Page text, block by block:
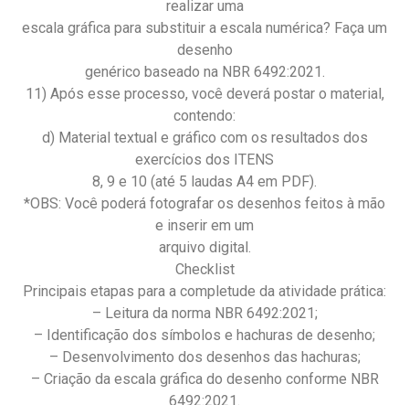
realizar uma
escala gráfica para substituir a escala numérica? Faça um
desenho
genérico baseado na NBR 6492:2021.
11) Após esse processo, você deverá postar o material,
contendo:
d) Material textual e gráfico com os resultados dos
exercícios dos ITENS
8, 9 e 10 (até 5 laudas A4 em PDF).
*OBS: Você poderá fotografar os desenhos feitos à mão
e inserir em um
arquivo digital.
Checklist
Principais etapas para a completude da atividade prática:
– Leitura da norma NBR 6492:2021;
– Identificação dos símbolos e hachuras de desenho;
– Desenvolvimento dos desenhos das hachuras;
– Criação da escala gráfica do desenho conforme NBR
6492:2021.